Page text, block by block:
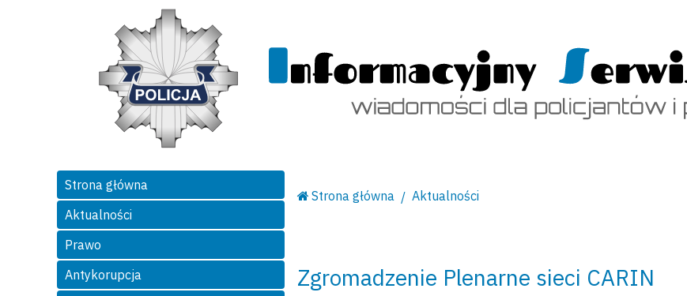
Strona główna
Aktualności
Prawo
Antykorupcja
Strona główna Aktualności
Zgromadzenie Plenarne sieci CARIN